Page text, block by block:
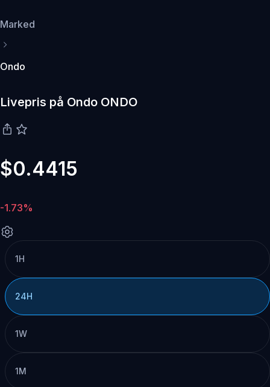
Marked
Ondo
Livepris på Ondo ONDO
$0.4415
-1.73%
1H
24H
1W
1M